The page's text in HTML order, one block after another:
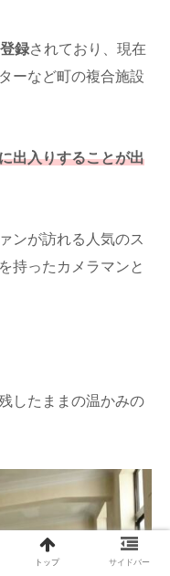
録されており、現在
ーなど町の複合施設
出入りすることが出
ンが訪れる人気のス
持ったカメラマンと
したままの温かみの
トップ サイドバー